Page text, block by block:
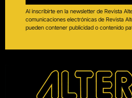
Al inscribirte en la newsletter de Revista
comunicaciones electrónicas de Revista
pueden contener publicidad o contenido